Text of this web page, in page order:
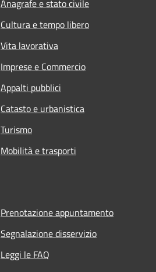
Anagrafe e stato civile
Cultura e tempo libero
Vita lavorativa
Imprese e Commercio
Appalti pubblici
Catasto e urbanistica
Turismo
Mobilità e trasporti
Prenotazione appuntamento
Segnalazione disservizio
Leggi le FAQ